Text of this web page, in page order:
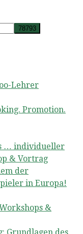
…
Lehrer
Promotion.
… individueller
& Vortrag
der
in Europa!
&